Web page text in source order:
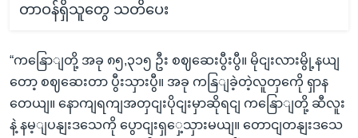
တာဝန်ရှိသူတွေ သတိပေး
“ကနြောျတို့ အခု ၈၅,၃၁၅ ဦး စဈဆေးပွီးပွီ။ မိုငျးလားမွို့နယျ
တော့ စဈဆေးတာ ပွီးသှားပွီ။ အခု ကနြျခဲ့တဲ့လူတှကေို ရှာန
တေယျ။ နောကျရကျအတှငျးပိုငျးမှာဆိုရငျ ကနြောျတို့ ဆီလူး
နဲ့ နမ့ျပနျးဒသေကို ပွောငျးရှှေ့သှားမယျ။ တောငျတနျးဒသေ